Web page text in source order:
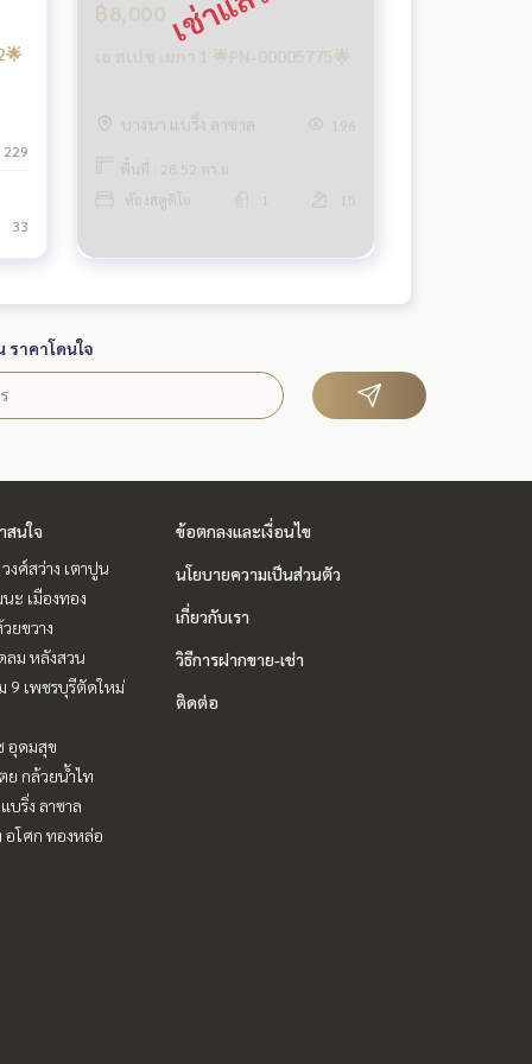
229
33
฿8,000
เอ สเปซ เมกา 1 🌟PN-00005775🌟
บางนา แบริ่ง ลาซาล 196
พื้นที่ : 28.52 ตร.ม.
ห้องสตูดิโอ
15
ราคาโดนใจ
สนใจ
งศ์สว่าง เตาปูน
ะ เมืองทอง
ยขวาง
ลม หลังสวน
9 เพชรบุรีตัดใหม่
อุดมสุข
ย กล้วยน้ำไท
บริ่ง ลาซาล
อโศก ทองหล่อ
ข้อตกลงและเงื่อนไข
นโยบายความเป็นส่วนตัว
เกี่ยวกับเรา
วิธีการฝากขาย-เช่า
ติดต่อ